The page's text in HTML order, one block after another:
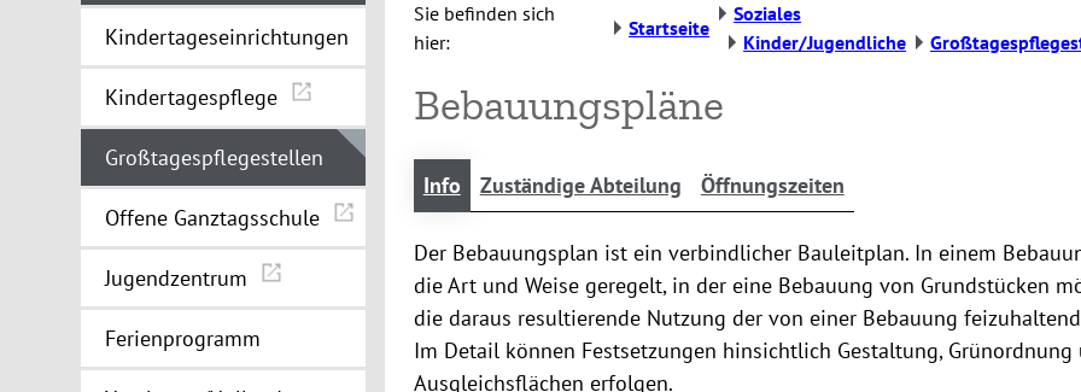
Kindertageseinrichtungen
Kindertagespflege
Großtagespflegestellen
Offene Ganztagsschule
Jugendzentrum
Ferienprogramm
Sie befinden sich
hier:
Startseite
Soziales
Kinder/Jugendliche
Bebauungspläne
Info Zuständige Abteilung Öffnungszeiten
Der Bebauungsplan ist ein verbindlicher Bauleitplan. In einem
die Art und Weise geregelt, in der eine Bebauung von Grundstücken
die daraus resultierende Nutzung der von einer Bebauung
Im Detail können Festsetzungen hinsichtlich Gestaltung, Grünordnung
Ausgleichsflächen erfolgen.